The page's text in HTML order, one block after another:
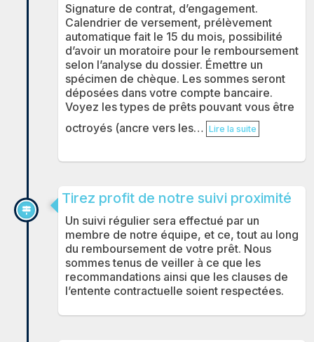
Signature de contrat, d’engagement.
Calendrier de versement, prélèvement
automatique fait le 15 du mois, possibilité
d’avoir un moratoire pour le remboursement
selon l’analyse du dossier. Émettre un
spécimen de chèque. Les sommes seront
déposées dans votre compte bancaire.
Voyez les types de prêts pouvant vous être
octroyés (ancre vers les… Lire la suite
Tirez profit de notre suivi proximité
Un suivi régulier sera effectué par un
membre de notre équipe, et ce, tout au long
du remboursement de votre prêt. Nous
sommes tenus de veiller à ce que les
recommandations ainsi que les clauses de
l’entente contractuelle soient respectées.